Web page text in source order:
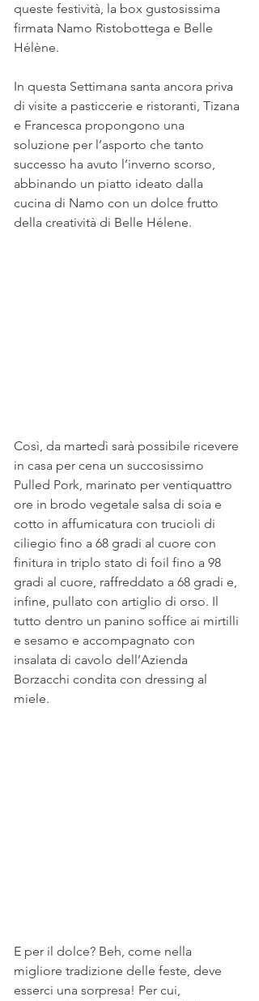
queste festività, la box gustosissima
firmata Namo Ristobottega e Belle
Hélène.
In questa Settimana santa ancora priva
di visite a pasticcerie e ristoranti, Tizana
e Francesca propongono una
soluzione per l’asporto che tanto
successo ha avuto l’inverno scorso,
abbinando un piatto ideato dalla
cucina di Namo con un dolce frutto
della creatività di Belle Hélene.
Così, da martedì sarà possibile ricevere
in casa per cena un succosissimo
Pulled Pork, marinato per ventiquattro
ore in brodo vegetale salsa di soia e
cotto in affumicatura con trucioli di
ciliegio fino a 68 gradi al cuore con
finitura in triplo stato di foil fino a 98
gradi al cuore, raffreddato a 68 gradi e,
infine, pullato con artiglio di orso. Il
tutto dentro un panino soffice ai mirtilli
e sesamo e accompagnato con
insalata di cavolo dell’Azienda
Borzacchi condita con dressing al
miele.
E per il dolce? Beh, come nella
migliore tradizione delle feste, deve
esserci una sorpresa! Per cui,